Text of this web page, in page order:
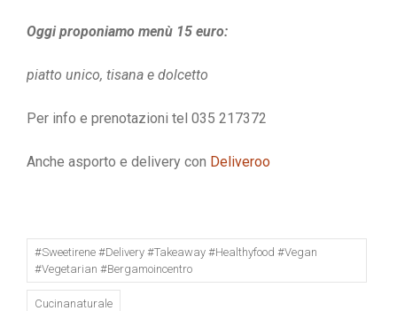
Oggi proponiamo menù 15 euro:
piatto unico, tisana e dolcetto
Per info e prenotazioni tel 035 217372
Anche asporto e delivery con Deliveroo
#sweetirene #delivery #takeaway #healthyfood #vegan
#vegetarian #bergamoincentro
Cucinanaturale